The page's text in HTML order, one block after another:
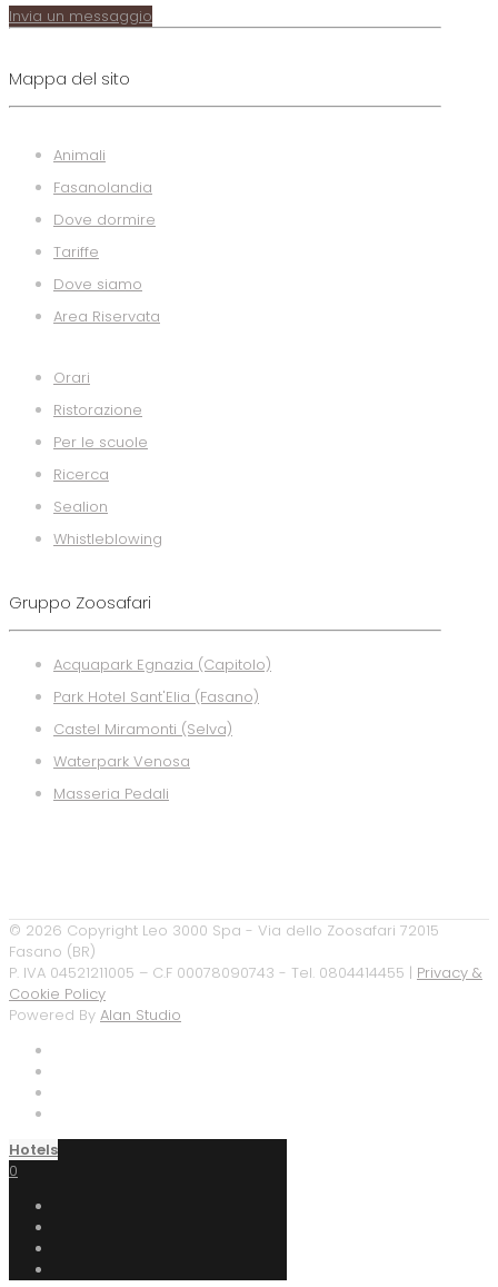
Invia un messaggio
Mappa del sito
Animali
Fasanolandia
Dove dormire
Tariffe
Dove siamo
Area Riservata
Orari
Ristorazione
Per le scuole
Ricerca
Sealion
Whistleblowing
Gruppo Zoosafari
Acquapark Egnazia (Capitolo)
Park Hotel Sant'Elia (Fasano)
Castel Miramonti (Selva)
Waterpark Venosa
Masseria Pedali
© 2026 Copyright Leo 3000 Spa - Via dello Zoosafari 72015
Fasano (BR)
P. IVA 04521211005 – C.F 00078090743 - Tel. 0804414455 | Privacy &
Cookie Policy
Powered By Alan Studio
Hotels
0